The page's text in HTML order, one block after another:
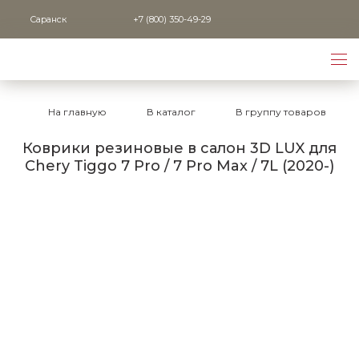
Саранск +7 (800) 350-49-29
На главную В каталог В группу товаров
Коврики резиновые в салон 3D LUX для
Chery Tiggo 7 Pro / 7 Pro Max / 7L (2020-)